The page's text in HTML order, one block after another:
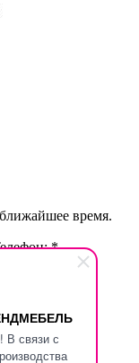
В связи с
время.
*